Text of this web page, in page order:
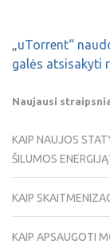
„uTorrent“
galės atsisakyti
Naujausi
KAIP NAUJOS
ŠILUMOS
KAIP
KAIP APSAUGOTI